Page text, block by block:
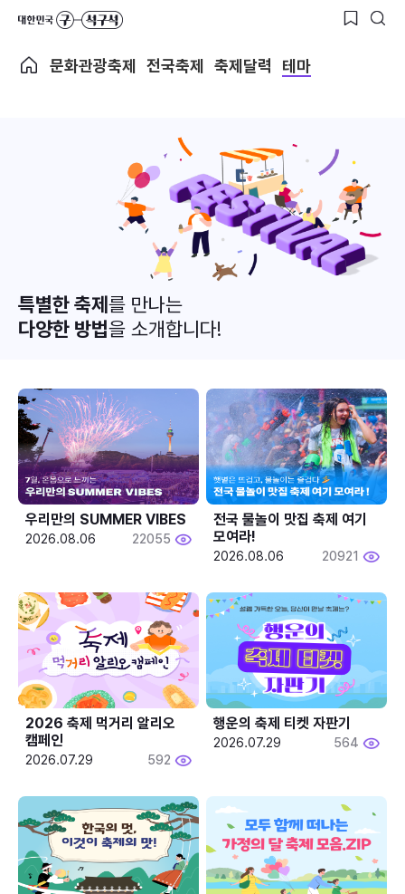
문화관광축제 전국축제 축제달력 테마
특별한 축제를 만나는
다양한 방법을 소개합니다!
우리만의 SUMMER VIBES
2026.08.06 22055
전국 물놀이 맛집 축제 여기
모여라!
2026.08.06 20921
2026 축제 먹거리 알리오
캠페인
2026.07.29 592
행운의 축제 티켓 자판기
2026.07.29 564